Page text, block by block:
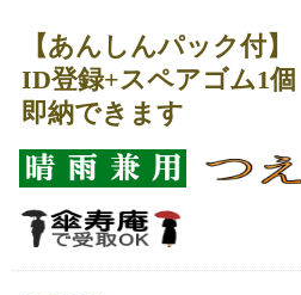
【あんしんパック付】
ID登録+スペアゴム1個
即納できます